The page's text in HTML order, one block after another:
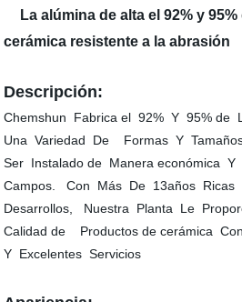
La alúmina de alta el 92% y
cerámica resistente a la abrasión
Descripción:
Chemshun Fabrica el 92% Y 95% de
Una Variedad De Formas Y
Ser Instalado de Manera económica
Campos. Con Más De 13años Ricas
Desarrollos, Nuestra Planta Le
Calidad de Productos de cerámica
Y Excelentes Servicios